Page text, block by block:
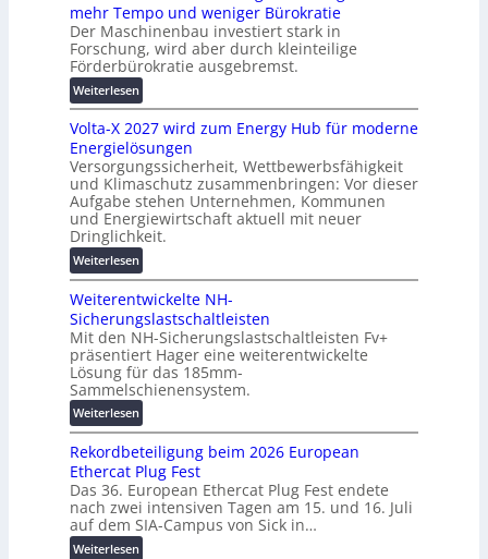
e
r
u
n
g
s
l
ö
s
u
n
g
e
n
e
s
c
h
u
t
z
u
n
d
d
i
g
i
t
a
l
e
T
r
a
n
s
p
a
r
e
n
z
mehr Tempo und weniger Bürokratie
Der Maschinenbau investiert stark in
Forschung, wird aber durch kleinteilige
Förderbürokratie ausgebremst.
Weiterlesen:
M
a
s
c
h
i
n
e
n
b
a
u
:
F
o
r
s
h
u
n
g
s
Volta-X 2027 wird zum Energy Hub für moderne
Energielösungen
Versorgungssicherheit, Wettbewerbsfähigkeit
und Klimaschutz zusammenbringen: Vor dieser
Aufgabe stehen Unternehmen, Kommunen
und Energiewirtschaft aktuell mit neuer
Dringlichkeit.
Weiterlesen:
V
o
l
t
a
-
X
2
0
2
7
w
i
r
d
Weiterentwickelte NH-
Sicherungslastschaltleisten
Mit den NH-Sicherungslastschaltleisten Fv+
präsentiert Hager eine weiterentwickelte
Lösung für das 185mm-
Sammelschienensystem.
Weiterlesen:
W
e
i
t
e
r
e
Rekordbeteiligung beim 2026 European
Ethercat Plug Fest
Das 36. European Ethercat Plug Fest endete
nach zwei intensiven Tagen am 15. und 16. Juli
auf dem SIA-Campus von Sick in…
Weiterlesen: